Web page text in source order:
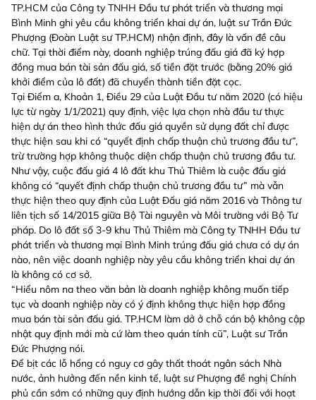
TP.HCM của Công ty TNHH Đầu tư phát triển và thương mại
Bình Minh ghi yêu cầu không triển khai dự án, luật sư Trần Đức
Phượng (Đoàn Luật sư TP.HCM) nhận định, đây là vấn đề câu
chữ. Tại thời điểm này, doanh nghiệp trúng đấu giá đã ký hợp
đồng mua bán tài sản đấu giá, số tiền đặt trước (bằng 20% giá
khởi điểm của lô đất) đã chuyển thành tiền đặt cọc.
Tại Điểm a, Khoản 1, Điều 29 của Luật Đầu tư năm 2020 (có hiệu
lực từ ngày 1/1/2021) quy định, việc lựa chọn nhà đầu tư thực
hiện dự án theo hình thức đấu giá quyền sử dụng đất chỉ được
thực hiện sau khi có “quyết định chấp thuận chủ trương đầu tư”,
trừ trường hợp không thuộc diện chấp thuận chủ trương đầu tư.
Như vậy, cuộc đấu giá 4 lô đất khu Thủ Thiêm là cuộc đấu giá
không có “quyết định chấp thuận chủ trương đầu tư” mà vẫn
thực hiện theo quy định của Luật Đấu giá năm 2016 và Thông tư
liên tịch số 14/2015 giữa Bộ Tài nguyên và Môi trường với Bộ Tư
pháp. Do lô đất số 3-9 khu Thủ Thiêm mà Công ty TNHH Đầu tư
phát triển và thương mại Bình Minh trúng đấu giá chưa có dự án
nào, nên việc doanh nghiệp này yêu cầu không triển khai dự án
là không có cơ sở.
“Hiểu nôm na theo văn bản là doanh nghiệp không muốn tiếp
tục và doanh nghiệp này có ý định không thực hiện hợp đồng
mua bán tài sản đấu giá. TP.HCM làm dở ở chỗ cán bộ không cập
nhật quy định mới mà cứ làm theo quán tính cũ”, Luật sư Trần
Đức Phượng nói.
Để bịt các lỗ hổng có nguy cơ gây thất thoát ngân sách Nhà
nước, ảnh hưởng đến nền kinh tế, luật sư Phượng đề nghị Chính
phủ cần sớm có những quy định hướng dẫn kịp thời đối với hoạt